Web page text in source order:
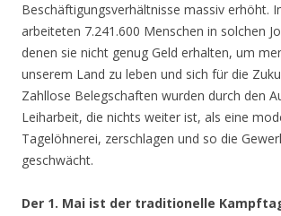
Beschäftigungsverhältnisse massiv erhöht.
arbeiteten 7.241.600 Menschen in solchen
denen sie nicht genug Geld erhalten, um
unserem Land zu leben und sich für die
Zahllose Belegschaften wurden durch den
Leiharbeit, die nichts weiter ist, als eine
Tagelöhnerei, zerschlagen und so die
geschwächt.
Der 1. Mai ist der traditionelle